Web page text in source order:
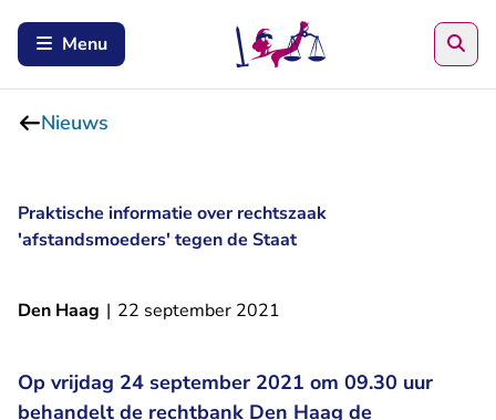
Menu
Nieuws
Praktische informatie over rechtszaak
'afstandsmoeders' tegen de Staat
Den Haag | 22 september 2021
Op vrijdag 24 september 2021 om 09.30 uur
behandelt de rechtbank Den Haag de